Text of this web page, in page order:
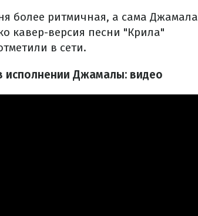
более ритмичная, а сама Джамала
кавер-версия песни "Крила"
в сети.
исполнении Джамалы: видео